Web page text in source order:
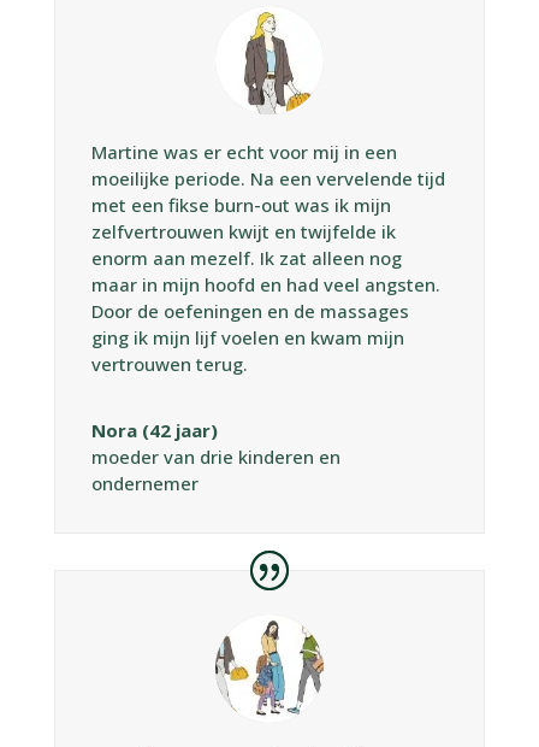
Martine was er echt voor mij in een
moeilijke periode. Na een vervelende tijd
met een fikse burn-out was ik mijn
zelfvertrouwen kwijt en twijfelde ik
enorm aan mezelf. Ik zat alleen nog
maar in mijn hoofd en had veel angsten.
Door de oefeningen en de massages
ging ik mijn lijf voelen en kwam mijn
vertrouwen terug.
Nora (42 jaar)
moeder van drie kinderen en
ondernemer